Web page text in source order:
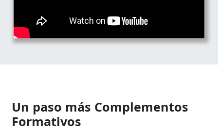
Un paso más Complementos
Formativos